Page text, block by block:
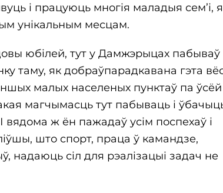
і працуюць многія маладыя сем’і,
унікальным месцам.
юбілей, тут у Дамжэрыцах пабываў
таму, як добраўпарадкавана гэта
малых населеных пунктаў па ўсёй
магчымасць тут пабываць і
вядома ж ён пажадаў усім поспехаў і
што спорт, праца ў камандзе,
надаюць сіл для рэалізацыі задач не